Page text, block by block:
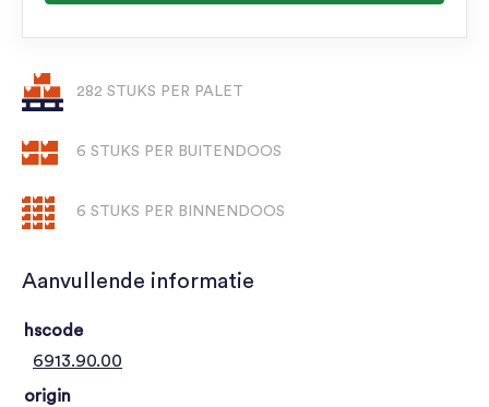
282 STUKS PER PALET
6 STUKS PER BUITENDOOS
6 STUKS PER BINNENDOOS
Aanvullende informatie
hscode
6913.90.00
origin